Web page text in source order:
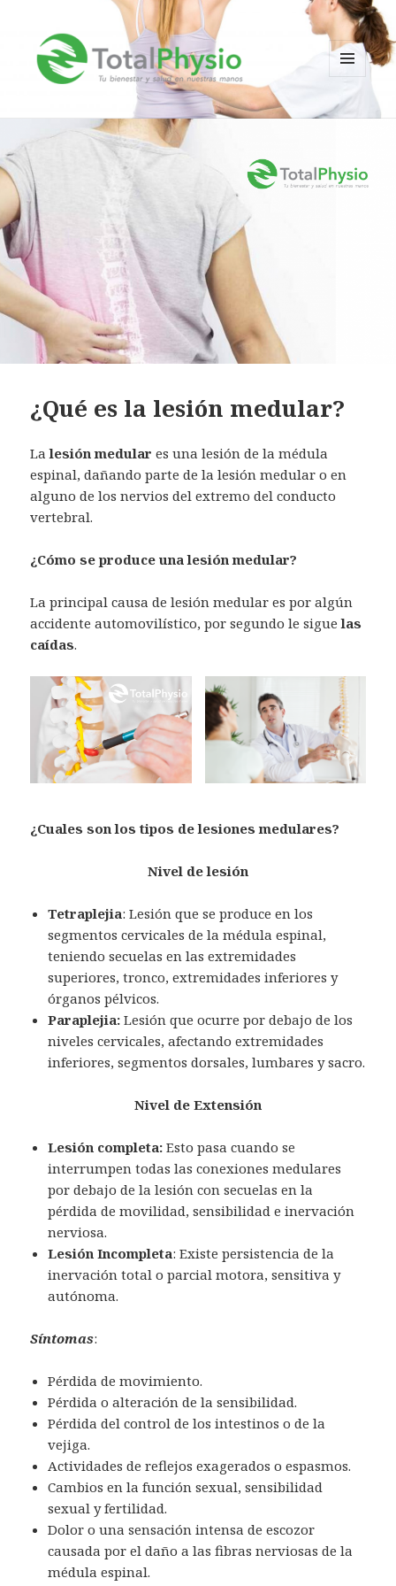
TotalPhysio
Y
WIDGETS
¿Qué es la lesión medular?
Lalesión medulares una lesión de la médula
espinal, dañando parte de la lesión medular o en
alguno de los nervios del extremo del conducto
vertebral.
¿Cómo se produce una lesión medular?
La principal causa de lesión medular es por algún
accidente automovilístico, por segundo le siguelas
caídas.
¿Cuales son los tipos de lesiones medulares?
Nivel de lesión
Tetraplejia: Lesión que se produce en los
segmentos cervicales de la médula espinal,
teniendo secuelas en las extremidades
superiores, tronco, extremidades inferiores y
órganos pélvicos.
Paraplejia:Lesión que ocurre por debajo de los
niveles cervicales, afectando extremidades
inferiores, segmentos dorsales, lumbares y sacro.
Nivel de Extensión
Lesión completa:Esto pasa cuando se
interrumpen todas las conexiones medulares
por debajo de la lesión con secuelas en la
pérdida de movilidad, sensibilidad e inervación
nerviosa.
Lesión Incompleta: Existe persistencia de la
inervación total o parcial motora, sensitiva y
autónoma.
Síntomas:
Pérdida de movimiento.
Pérdida o alteración de la sensibilidad.
Pérdida del control de los intestinos o de la
vejiga.
Actividades de reflejos exagerados o espasmos.
Cambios en la función sexual, sensibilidad
sexual y fertilidad.
Dolor o una sensación intensa de escozor
causada por el daño a las fibras nerviosas de la
médula espinal.